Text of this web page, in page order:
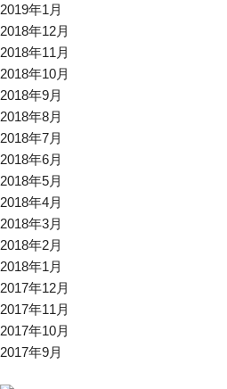
2019年1月
2018年12月
2018年11月
2018年10月
2018年9月
2018年8月
2018年7月
2018年6月
2018年5月
2018年4月
2018年3月
2018年2月
2018年1月
2017年12月
2017年11月
2017年10月
2017年9月